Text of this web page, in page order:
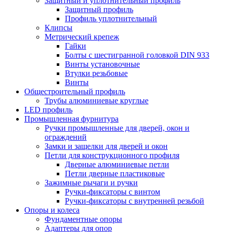
Защитный профиль
Профиль уплотнительный
Клипсы
Метрический крепеж
Гайки
Болты с шестигранной головкой DIN 933
Винты установочные
Втулки резьбовые
Винты
Общестроительный профиль
Трубы алюминиевые круглые
LED профиль
Промышленная фурнитура
Ручки промышленные для дверей, окон и
ограждений
Замки и защелки для дверей и окон
Петли для конструкционного профиля
Дверные алюминиевые петли
Петли дверные пластиковые
Зажимные рычаги и ручки
Ручки-фиксаторы c винтом
Ручки-фиксаторы c внутренней резьбой
Опоры и колеса
Фундаментные опоры
Адаптеры для опор